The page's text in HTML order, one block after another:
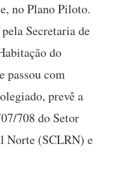
no Plano Piloto.
Secretaria de
do
passou com
prevê a
708 do Setor
Norte (SCLRN) e